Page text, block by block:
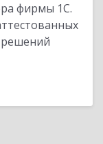
фирмы 1С.
решений